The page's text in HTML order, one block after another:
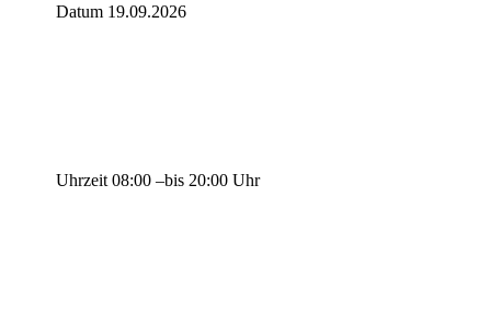
Datum 19.09.2026
Uhrzeit 08:00 –bis 20:00 Uhr